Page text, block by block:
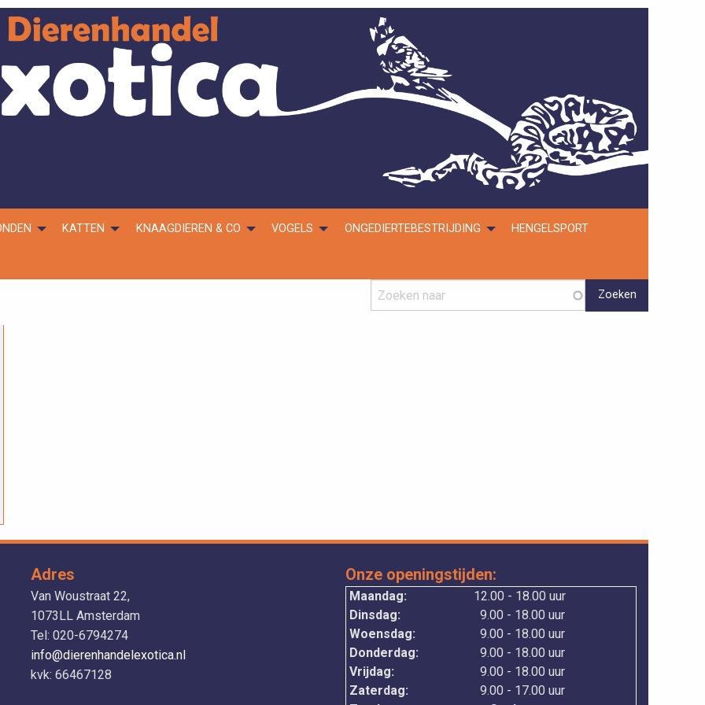
KATTEN KNAAGDIEREN & CO VOGELS ONGEDIERTEBESTRIJDING HENGELSPORT
Adres
Van Woustraat 22,
1073LL Amsterdam
Tel: 020-6794274
info@dierenhandelexotica.nl
kvk: 66467128
Onze openingstijden:
Maandag:
12.00 - 18.00 uur
Dinsdag:
9.00 - 18.00 uur
Woensdag:
9.00 - 18.00 uur
Donderdag:
9.00 - 18.00 uur
Vrijdag:
9.00 - 18.00 uur
Zaterdag:
9.00 - 17.00 uur